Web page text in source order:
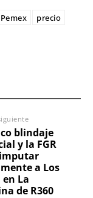
Pemex precio
blindaje
y la FGR
a Los
en La
de R360